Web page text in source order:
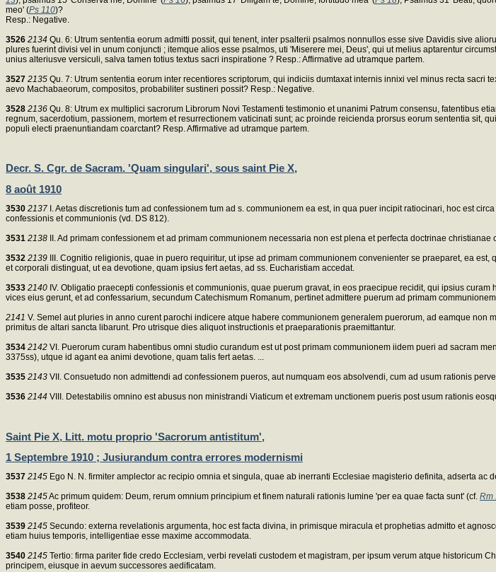
meo' (Ps 110)?
Resp.: Negative.
3526 2134 Qu. 6: Utrum sententia eorum admitti possit, qui tenent, inter psalterii psalmos nonnullos esse sive Davidis sive
plures fuerint divisi vel in unum conjuncti ; itemque alios esse psalmos, uti 'Miserere mei, Deus', qui ut melius aptarentur
unius alteriusve versiculi, salva tamen totius textus sacri inspiratione ? Resp.: Affirmative ad utramque partem.
3527 2135 Qu. 7: Utrum sententia eorum inter recentiores scriptorum, qui indiciis dumtaxat internis innixi vel minus recta
aevo Machabaeorum, compositos, probabiliter sustineri possit? Resp.: Negative.
3528 2136 Qu. 8: Utrum ex multiplici sacrorum Librorum Novi Testamenti testimonio et unanimi Patrum consensu, fatentibus
regnum, sacerdotium, passionem, mortem et resurrectionem vaticinati sunt; ac proinde reicienda prorsus eorum sententia sit,
populi electi praenuntiandam coarctant? Resp. Affirmative ad utramque partem.
Decr. S. Cgr. de Sacram. 'Quam singulari', sous saint Pie X,
8 août 1910
3530 2137 I. Aetas discretionis tum ad confessionem tum ad s. communionem ea est, in qua puer incipit ratiocinari, hoc est
confessionis et communionis (vd. DS 812).
3531 2138 II. Ad primam confessionem et ad primam communionem necessaria non est plena et perfecta doctrinae
3532 2139 III. Cognitio religionis, quae in puero requiritur, ut ipse ad primam communionem convenienter se praeparet, ea
et corporali distinguat, ut ea devotione, quam ipsius fert aetas, ad ss. Eucharistiam accedat.
3533 2140 IV. Obligatio praecepti confessionis et communionis, quae puerum gravat, in eos praecipue recidit, qui ipsius
vices eius gerunt, et ad confessarium, secundum Catechismum Romanum, pertinet admittere puerum ad primam
2141 V. Semel aut pluries in anno curent parochi indicere atque habere communionem generalem puerorum, ad eamque
primitus de altari sancta libarunt. Pro utrisque dies aliquot instructionis et praeparationis praemittantur.
3534 2142 VI. Puerorum curam habentibus omni studio curandum est ut post primam communionem iidem pueri ad sacram
3375ss), utque id agant ea animi devotione, quam talis fert aetas. ...
3535 2143 VII. Consuetudo non admittendi ad confessionem pueros, aut numquam eos absolvendi, cum ad usum rationis
3536 2144 VIII. Detestabilis omnino est abusus non ministrandi Viaticum et extremam unctionem pueris post usum rationis
Saint Pie X, Litt. motu proprio 'Sacrorum antistitum',
1 Septembre 1910 ; Jusiurandum contra errores modernismi
3537 2145 Ego N. N. firmiter amplector ac recipio omnia et singula, quae ab inerranti Ecclesiae magisterio definita, adserta
3538 2145Ac primum quidem: Deum, rerum omnium principium et finem naturali rationis lumine 'per ea quae facta sunt' (cf. Rm
etiam posse, profiteor.
3539 2145 Secundo: externa revelationis argumenta, hoc est facta divina, in primisque miracula et prophetias admitto et
etiam huius temporis, intelligentiae esse maxime accommodata.
3540 2145 Tertio: firma pariter fide credo Ecclesiam, verbi revelati custodem et magistram, per ipsum verum atque historicum
principem, eiusque in aevum successores aedificatam.